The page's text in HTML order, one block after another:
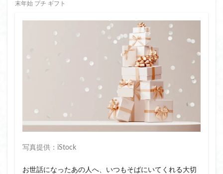
末年始 プチ ギフト
写真提供：iStock
お世話になったあの人へ、いつもそばにいてくれる大切